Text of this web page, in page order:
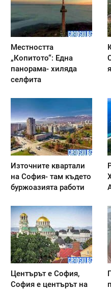
Местността
„Копитото“: Една
панорама- хиляда
селфита
Източните квартали
на София- там където
буржоазията работи
Центърът е София,
София е центърът на